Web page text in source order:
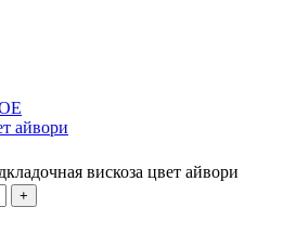
айвори
вискоза цвет айвори